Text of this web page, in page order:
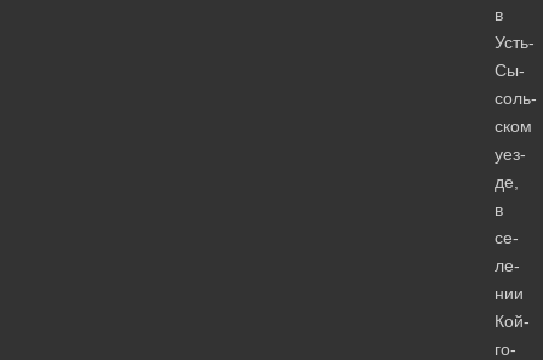
в
Усть-
Сы­
соль­
ском
уез­
де,
в
се­
ле­
нии
Кой­
го­